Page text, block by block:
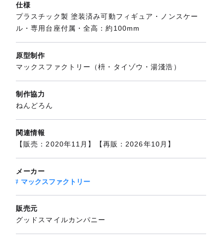
仕様
プラスチック製 塗装済み可動フィギュア・ノンスケー
ル・専用台座付属・全高：約100mm
原型制作
マックスファクトリー（枡・タイゾウ・湯淺浩）
制作協力
ねんどろん
関連情報
【販売：2020年11月】【再販：2026年10月】
メーカー
マックスファクトリー
販売元
グッドスマイルカンパニー